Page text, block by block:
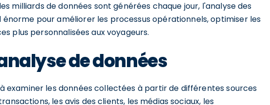
milliards de données sont générées chaque jour, l'analyse des
pour améliorer les processus opérationnels, optimiser les
plus personnalisées aux voyageurs.
de données
examiner les données collectées à partir de différentes sources
les avis des clients, les médias sociaux, les